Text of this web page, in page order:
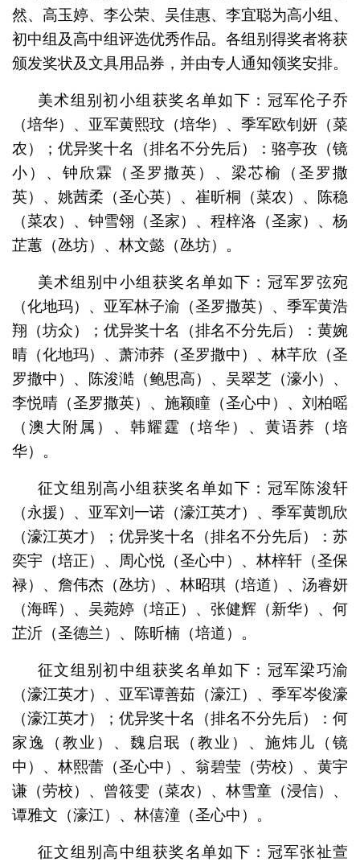
然、高玉婷、李公荣、吴佳惠、李宜聪为高小组、
初中组及高中组评选优秀作品。各组别得奖者将获
颁发奖状及文具用品券，并由专人通知领奖安排。
美术组别初小组获奖名单如下：冠军伦子乔
（培华）、亚军黄熙玟（培华）、季军欧钊妍（菜
农）；优异奖十名（排名不分先后）：骆亭孜（镜
小）、钟欣霖（圣罗撒英）、梁芯榆（圣罗撒
英）、姚茜柔（圣心英）、崔昕桐（菜农）、陈稳
（菜农）、钟雪翎（圣家）、程梓洛（圣家）、杨
芷蕙（氹坊）、林文懿（氹坊）。
美术组别中小组获奖名单如下：冠军罗弦宛
（化地玛）、亚军林子渝（圣罗撒英）、季军黄浩
翔（坊众）；优异奖十名（排名不分先后）：黄婉
晴（化地玛）、萧沛荞（圣罗撒中）、林芊欣（圣
罗撒中）、陈浚澔（鲍思高）、吴翠芝（濠小）、
李悦晴（圣罗撒英）、施颖瞳（圣心中）、刘柏暚
（澳大附属）、韩耀霆（培华）、黄语荞（培
华）。
征文组别高小组获奖名单如下：冠军陈浚轩
（永援）、亚军刘一诺（濠江英才）、季军黄凯欣
（濠江英才）；优异奖十名（排名不分先后）：苏
奕宇（培正）、周心悦（圣心中）、林梓轩（圣保
禄）、詹伟杰（氹坊）、林昭琪（培道）、汤睿妍
（海晖）、吴菀婷（培正）、张健辉（新华）、何
芷沂（圣德兰）、陈昕楠（培道）。
征文组别初中组获奖名单如下：冠军梁巧渝
（濠江英才）、亚军谭善茹（濠江）、季军岑俊濠
（濠江英才）；优异奖十名（排名不分先后）：何
家逸（教业）、魏启珉（教业）、施炜儿（镜
中）、林熙蕾（圣心中）、翁碧莹（劳校）、黄宇
谦（劳校）、曾筱雯（菜农）、林雪童（浸信）、
谭雅文（濠江）、林僖潼（圣心中）。
征文组别高中组获奖名单如下：冠军张祉萱